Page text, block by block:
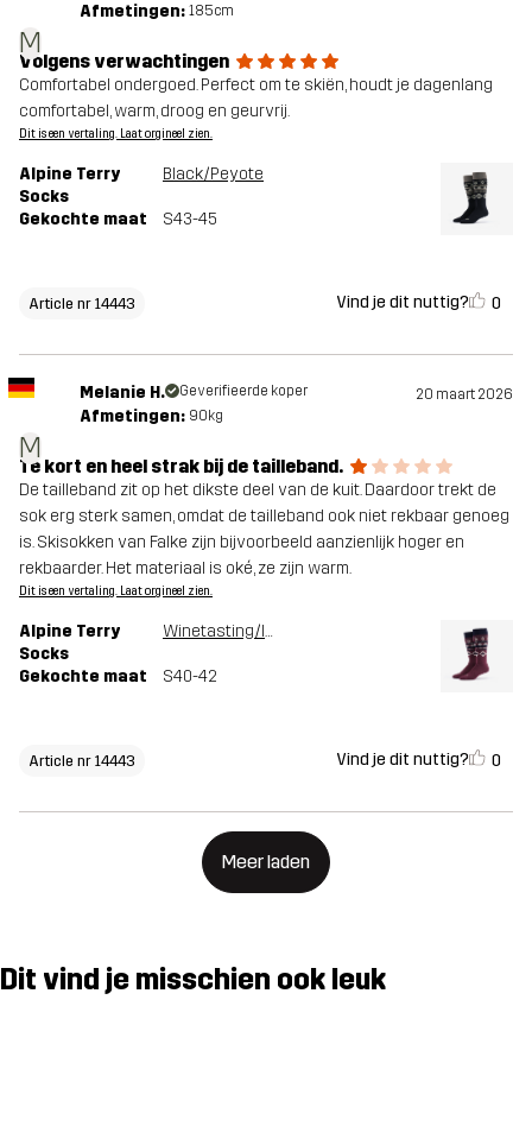
M
Afmetingen: 185cm
Volgens verwachtingen
Comfortabel ondergoed. Perfect om te skiën, houdt je dagenlang
comfortabel, warm, droog en geurvrij.
Dit is een vertaling. Laat orgineel zien.
Alpine Terry
Socks
Black/Peyote
Gekochte maat S43-45
Article nr 14443 Vind je dit nuttig? 0
M
Melanie H. Geverifieerde koper 20 maart 2026
Afmetingen: 90kg
Te kort en heel strak bij de tailleband.
De tailleband zit op het dikste deel van de kuit. Daardoor trekt de
sok erg sterk samen, omdat de tailleband ook niet rekbaar genoeg
is. Skisokken van Falke zijn bijvoorbeeld aanzienlijk hoger en
rekbaarder. Het materiaal is oké, ze zijn warm.
Dit is een vertaling. Laat orgineel zien.
Alpine Terry
Socks
Winetasting/India Ink
Gekochte maat S40-42
Article nr 14443 Vind je dit nuttig? 0
Meer laden
Dit vind je misschien ook leuk